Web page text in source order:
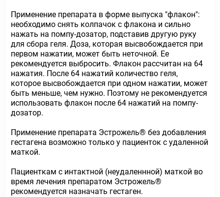
Применение препарата в форме выпуска "флакон":
необходимо снять колпачок с флакона и сильно
нажать на помпу-дозатор, подставив другую руку
для сбора геля. Доза, которая высвобождается при
первом нажатии, может быть неточной. Ее
рекомендуется выбросить. Флакон рассчитан на 64
нажатия. После 64 нажатий количество геля,
которое высвобождается при одном нажатии, может
быть меньше, чем нужно. Поэтому не рекомендуется
использовать флакон после 64 нажатий на помпу-
дозатор.
Применение препарата Эстрожель® без добавления
гестагена возможно только у пациенток с удаленной
маткой.
Пациенткам с интактной (неудаленнной) маткой во
время лечения препаратом Эстрожель®
рекомендуется назначать гестаген.